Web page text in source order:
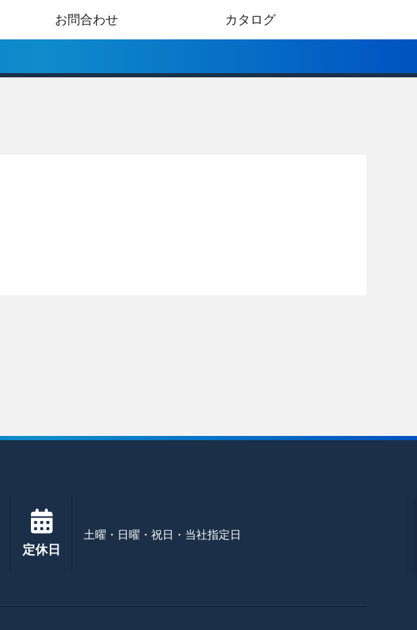
お問合わせ カタログ
定休日
土曜・日曜・祝日・当社指定日